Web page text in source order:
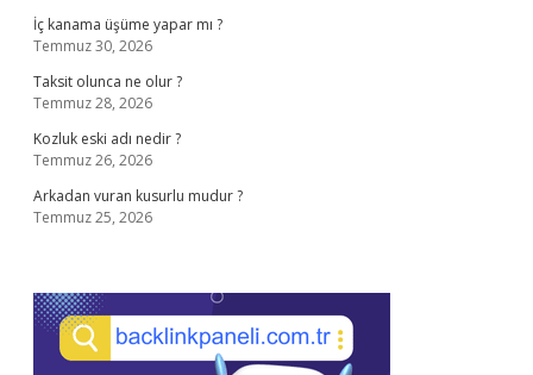
İç kanama üşüme yapar mı ?
Temmuz 30, 2026
Taksit olunca ne olur ?
Temmuz 28, 2026
Kozluk eski adı nedir ?
Temmuz 26, 2026
Arkadan vuran kusurlu mudur ?
Temmuz 25, 2026